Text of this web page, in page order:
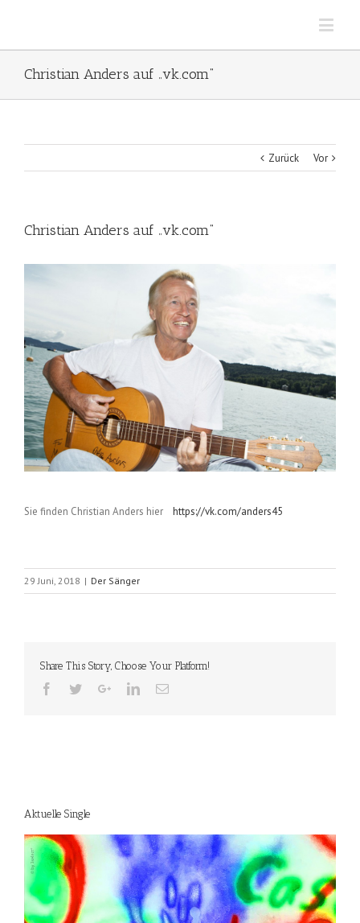
Christian Anders auf „vk.com“
Zurück Vor
Christian Anders auf „vk.com“
Sie finden Christian Anders hier https://vk.com/anders45
29 Juni, 2018 | Der Sänger
Share This Story, Choose Your Platform!
Aktuelle Single